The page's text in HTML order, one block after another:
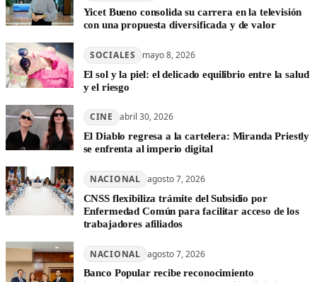
Yicet Bueno consolida su carrera en la televisión
con una propuesta diversificada y de valor
SOCIALES mayo 8, 2026
El sol y la piel: el delicado equilibrio entre la salud
y el riesgo
CINE abril 30, 2026
El Diablo regresa a la cartelera: Miranda Priestly
se enfrenta al imperio digital
NACIONAL agosto 7, 2026
CNSS flexibiliza trámite del Subsidio por
Enfermedad Común para facilitar acceso de los
trabajadores afiliados
NACIONAL agosto 7, 2026
Banco Popular recibe reconocimiento